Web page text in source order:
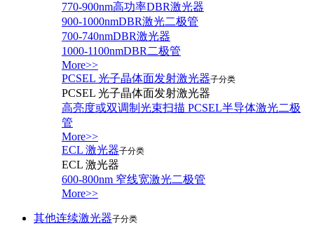
770-900nm高功率DBR激光器
900-1000nmDBR激光二极管
700-740nmDBR激光器
1000-1100nmDBR二极管
More>>
PCSEL 光子晶体面发射激光器子分类
PCSEL 光子晶体面发射激光器
高亮度或双调制光束扫描 PCSEL半导体激光二极
管
More>>
ECL 激光器子分类
ECL 激光器
600-800nm 窄线宽激光二极管
More>>
其他连续激光器子分类